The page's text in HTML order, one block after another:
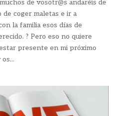
de vosotr@s andaréis de
de coger maletas e ir a
la familia esos días de
? Pero eso no quiere
presente en mi próximo